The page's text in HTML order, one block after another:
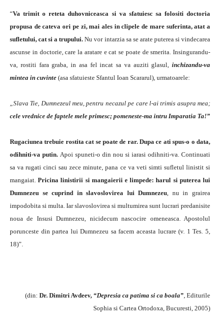
“Va trimit o reteta duhovniceasca si va sfatuiesc sa folositi doctoria
propusa de cateva ori pe zi, mai ales in clipele de mare suferinta, atat a
sufletului, cat si a trupului.Nu vor intarzia sa se arate puterea si vindecarea
ascunse in doctorie, care la aratare e cat se poate de smerita. Insingurandu-
va, rostiti fara graba, in asa fel incat sa va auziti glasul, inchizandu-va
mintea in cuvinte (asa sfatuieste Sfantul Ioan Scararul), urmatoarele:
„Slava Tie, Dumnezeul meu, pentru necazul pe care l-ai trimis asupra mea;
cele vrednice de faptele mele primesc; pomeneste-ma intru Imparatia Ta!”
Rugaciunea trebuie rostita cat se poate de rar. Dupa ce ati spus-o o data,
odihniti-va putin. Apoi spuneti-o din nou si iarasi odihniti-va. Continuati
sa va rugati cinci sau zece minute, pana ce va veti simti sufletul linistit si
mangaiat.Pricina linistirii si mangaierii e limpede: harul si puterea lui
Dumnezeu se cuprind in slavoslovirea lui Dumnezeu, nu in grairea
impodobita si multa. Iar slavoslovirea si multumirea sunt lucrari predanisite
noua de Insusi Dumnezeu, nicidecum nascocire omeneasca. Apostolul
porunceste din partea lui Dumnezeu sa facem aceasta lucrare (v. 1 Tes. 5,
18)”.
(din: Dr. Dimitri Avdeev, “Depresia ca patima si ca boala”, Editurile
Sophia si Cartea Ortodoxa, Bucuresti, 2005)